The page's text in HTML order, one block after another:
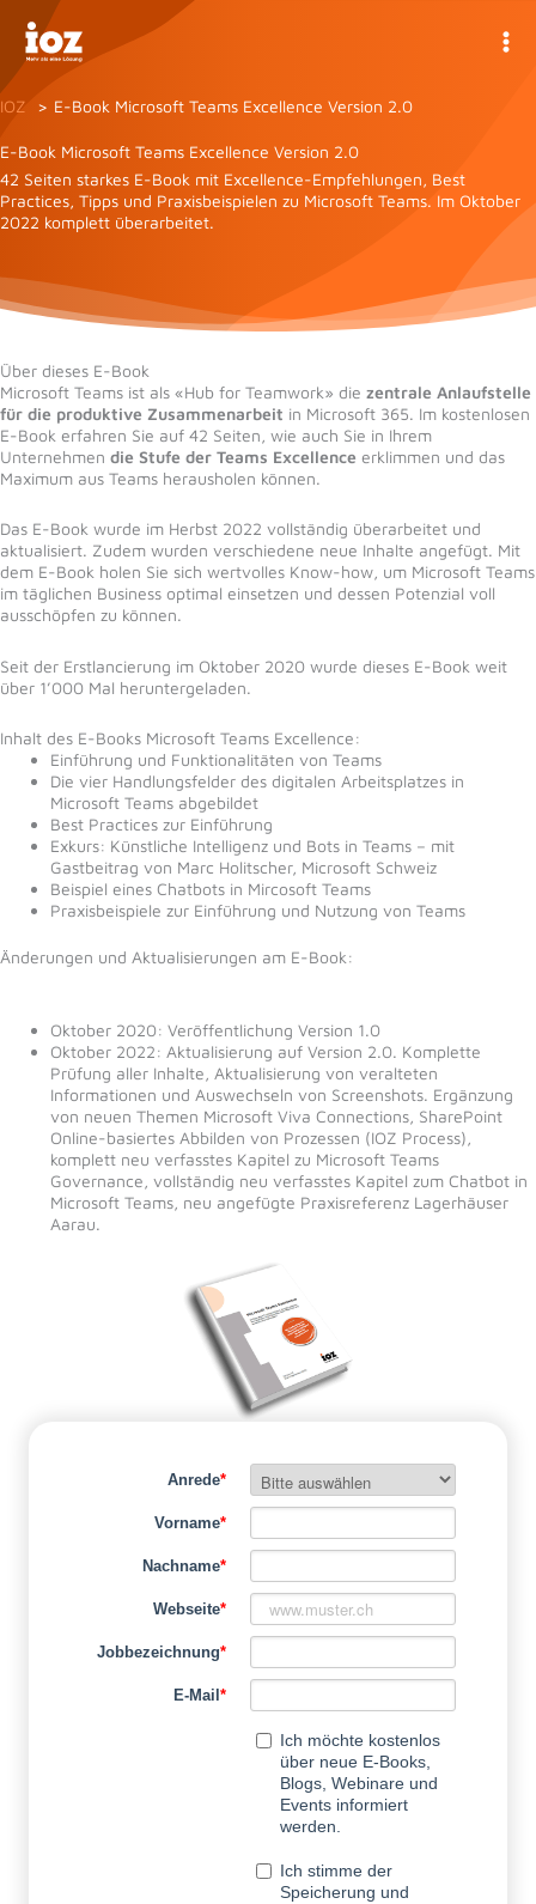
Inhalt
springen
IOZ E-Book Microsoft Teams Excellence Version 2.0
E-Book Microsoft Teams Excellence Version 2.0
42 Seiten starkes E-Book mit Excellence-Empfehlungen, Best
Practices, Tipps und Praxisbeispielen zu Microsoft Teams. Im Oktober
2022 komplett überarbeitet.
Über dieses E-Book
Microsoft Teams ist als «Hub for Teamwork» die zentrale Anlaufstelle
für die produktive Zusammenarbeit in Microsoft 365. Im kostenlosen
E-Book erfahren Sie auf 42 Seiten, wie auch Sie in Ihrem
Unternehmen die Stufe der Teams Excellence erklimmen und das
Maximum aus Teams herausholen können.
Das E-Book wurde im Herbst 2022 vollständig überarbeitet und
aktualisiert. Zudem wurden verschiedene neue Inhalte angefügt. Mit
dem E-Book holen Sie sich wertvolles Know-how, um Microsoft Teams
im täglichen Business optimal einsetzen und dessen Potenzial voll
ausschöpfen zu können.
Seit der Erstlancierung im Oktober 2020 wurde dieses E-Book weit
über 1’000 Mal heruntergeladen.
Inhalt des E-Books Microsoft Teams Excellence:
Einführung und Funktionalitäten von Teams
Die vier Handlungsfelder des digitalen Arbeitsplatzes in
Microsoft Teams abgebildet
Best Practices zur Einführung
Exkurs: Künstliche Intelligenz und Bots in Teams – mit
Gastbeitrag von Marc Holitscher, Microsoft Schweiz
Beispiel eines Chatbots in Mircosoft Teams
Praxisbeispiele zur Einführung und Nutzung von Teams
Änderungen und Aktualisierungen am E-Book:
Oktober 2020: Veröffentlichung Version 1.0
Oktober 2022: Aktualisierung auf Version 2.0. Komplette
Prüfung aller Inhalte, Aktualisierung von veralteten
Informationen und Auswechseln von Screenshots. Ergänzung
von neuen Themen Microsoft Viva Connections, SharePoint
Online-basiertes Abbilden von Prozessen (IOZ Process),
komplett neu verfasstes Kapitel zu Microsoft Teams
Governance, vollständig neu verfasstes Kapitel zum Chatbot in
Microsoft Teams, neu angefügte Praxisreferenz Lagerhäuser
Aarau.